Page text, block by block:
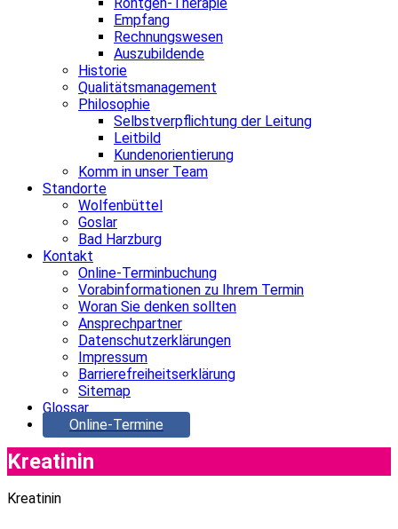
Empfang
Rechnungswesen
Auszubildende
Historie
Qualitätsmanagement
Philosophie
Selbstverpflichtung der Leitung
Leitbild
Kundenorientierung
Komm in unser Team
Standorte
Wolfenbüttel
Goslar
Bad Harzburg
Kontakt
Online-Terminbuchung
Vorabinformationen zu Ihrem Termin
Woran Sie denken sollten
Ansprechpartner
Datenschutzerklärungen
Impressum
Barrierefreiheitserklärung
Sitemap
Glossar
Online-Termine
Kreatinin
Kreatinin